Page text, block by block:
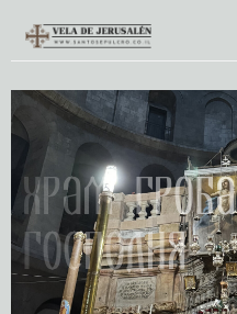
Виртуальные туры
Библиотека
Наши святыни
Новости
Церковный календарь
Храм Гроба
Господня